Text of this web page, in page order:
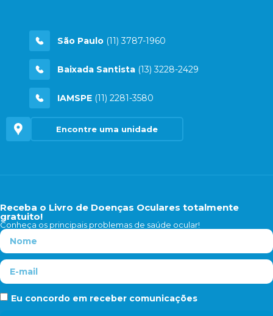
São Paulo (11) 3787-1960
Baixada Santista (13) 3228-2429
IAMSPE (11) 2281-3580
Encontre uma unidade
Receba o Livro de Doenças Oculares totalmente
gratuito!
Conheça os principais problemas de saúde ocular!
Eu concordo em receber comunicações